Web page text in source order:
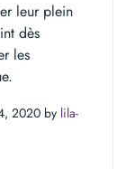
leur plein
dès
les
2020 by lila-